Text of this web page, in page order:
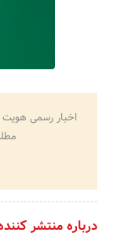
اخبار رسمی
درباره منتشر